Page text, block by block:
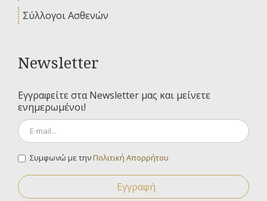
Σύλλογοι Ασθενών
Newsletter
Εγγραφείτε στα Newsletter μας και μείνετε
ενημερωμένοι!
Συμφωνώ με τηνΠολιτική Απορρήτου
Εγγραφή